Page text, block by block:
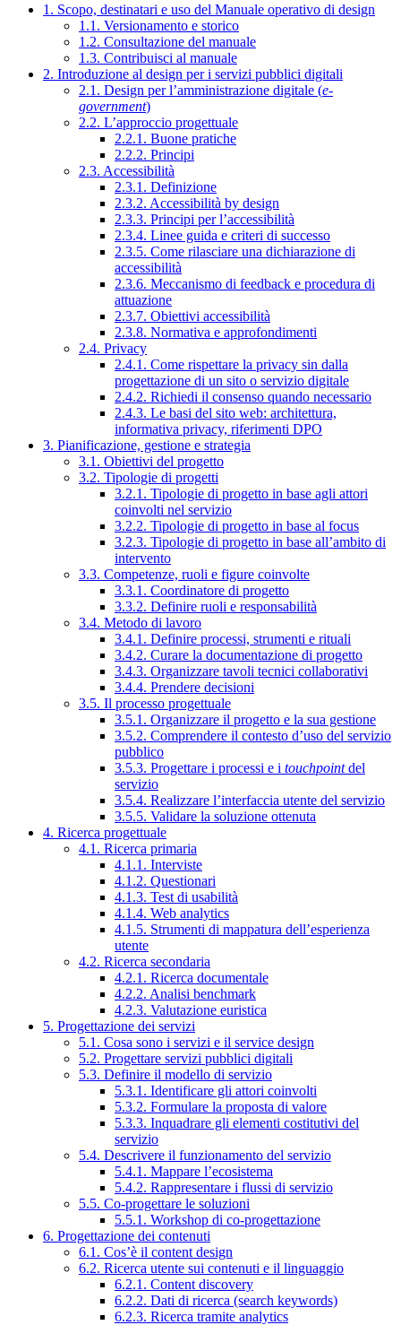
1. Scopo, destinatari e uso del Manuale operativo di design
1.1. Versionamento e storico
1.2. Consultazione del manuale
1.3. Contribuisci al manuale
2. Introduzione al design per i servizi pubblici digitali
2.1. Design per l’amministrazione digitale (e-
government)
2.2. L’approccio progettuale
2.2.1. Buone pratiche
2.2.2. Principi
2.3. Accessibilità
2.3.1. Definizione
2.3.2. Accessibilità by design
2.3.3. Principi per l’accessibilità
2.3.4. Linee guida e criteri di successo
2.3.5. Come rilasciare una dichiarazione di
accessibilità
2.3.6. Meccanismo di feedback e procedura di
attuazione
2.3.7. Obiettivi accessibilità
2.3.8. Normativa e approfondimenti
2.4. Privacy
2.4.1. Come rispettare la privacy sin dalla
progettazione di un sito o servizio digitale
2.4.2. Richiedi il consenso quando necessario
2.4.3. Le basi del sito web: architettura,
informativa privacy, riferimenti DPO
3. Pianificazione, gestione e strategia
3.1. Obiettivi del progetto
3.2. Tipologie di progetti
3.2.1. Tipologie di progetto in base agli attori
coinvolti nel servizio
3.2.2. Tipologie di progetto in base al focus
3.2.3. Tipologie di progetto in base all’ambito di
intervento
3.3. Competenze, ruoli e figure coinvolte
3.3.1. Coordinatore di progetto
3.3.2. Definire ruoli e responsabilità
3.4. Metodo di lavoro
3.4.1. Definire processi, strumenti e rituali
3.4.2. Curare la documentazione di progetto
3.4.3. Organizzare tavoli tecnici collaborativi
3.4.4. Prendere decisioni
3.5. Il processo progettuale
3.5.1. Organizzare il progetto e la sua gestione
3.5.2. Comprendere il contesto d’uso del servizio
pubblico
3.5.3. Progettare i processi e i touchpointdel
servizio
3.5.4. Realizzare l’interfaccia utente del servizio
3.5.5. Validare la soluzione ottenuta
4. Ricerca progettuale
4.1. Ricerca primaria
4.1.1. Interviste
4.1.2. Questionari
4.1.3. Test di usabilità
4.1.4. Web analytics
4.1.5. Strumenti di mappatura dell’esperienza
utente
4.2. Ricerca secondaria
4.2.1. Ricerca documentale
4.2.2. Analisi benchmark
4.2.3. Valutazione euristica
5. Progettazione dei servizi
5.1. Cosa sono i servizi e il service design
5.2. Progettare servizi pubblici digitali
5.3. Definire il modello di servizio
5.3.1. Identificare gli attori coinvolti
5.3.2. Formulare la proposta di valore
5.3.3. Inquadrare gli elementi costitutivi del
servizio
5.4. Descrivere il funzionamento del servizio
5.4.1. Mappare l’ecosistema
5.4.2. Rappresentare i flussi di servizio
5.5. Co-progettare le soluzioni
5.5.1. Workshop di co-progettazione
6. Progettazione dei contenuti
6.1. Cos’è il content design
6.2. Ricerca utente sui contenuti e il linguaggio
6.2.1. Content discovery
6.2.2. Dati di ricerca (search keywords)
6.2.3. Ricerca tramite analytics